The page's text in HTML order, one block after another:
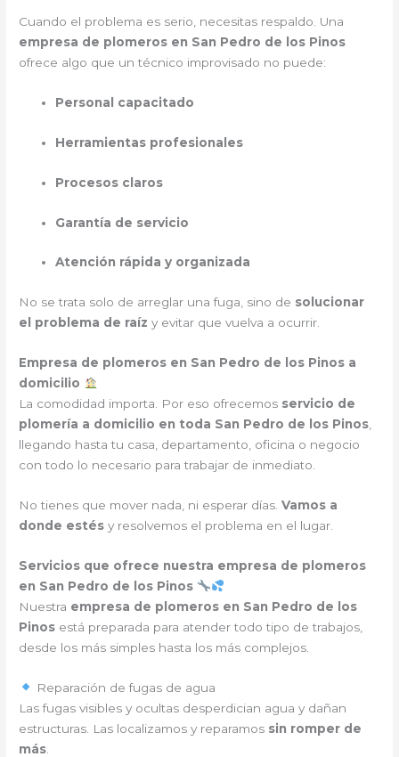
Cuando el problema es serio, necesitas respaldo. Una
empresa de plomeros en San Pedro de los Pinos
ofrece algo que un técnico improvisado no puede:
Personal capacitado
Herramientas profesionales
Procesos claros
Garantía de servicio
Atención rápida y organizada
No se trata solo de arreglar una fuga, sino de solucionar
el problema de raíz y evitar que vuelva a ocurrir.
Empresa de plomeros en San Pedro de los Pinos a
domicilio
La comodidad importa. Por eso ofrecemos servicio de
plomería a domicilio en toda San Pedro de los Pinos
llegando hasta tu casa, departamento, oficina o negocio
con todo lo necesario para trabajar de inmediato.
No tienes que mover nada, ni esperar días.Vamos a
donde estés y resolvemos el problema en el lugar.
Servicios que ofrece nuestra empresa de plomeros
en San Pedro de los Pinos
Nuestra empresa de plomeros en San Pedro de los
Pinos está preparada para atender todo tipo de trabajos,
desde los más simples hasta los más complejos.
Reparación de fugas de agua
Las fugas visibles y ocultas desperdician agua y dañan
estructuras. Las localizamos y reparamos sin romper de
más